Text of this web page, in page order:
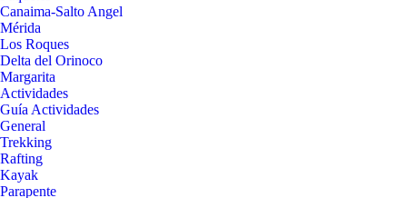
Canaima-Salto Angel
Mérida
Los Roques
Delta del Orinoco
Margarita
Actividades
Guía Actividades
General
Trekking
Rafting
Kayak
Parapente